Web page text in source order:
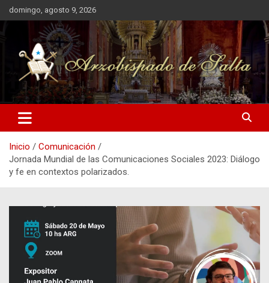
Saltar
al
contenido
domingo, agosto 9, 2026
Arzobispado de Salta
Arzobispado de Salta
Inicio
Comunicación
Jornada Mundial de las Comunicaciones Sociales 2023: Diálogo
y fe en contextos polarizados.